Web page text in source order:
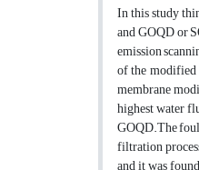
In this study
and GOQD or
emission
of the modified
membrane
highest water
GOQD.The
filtration